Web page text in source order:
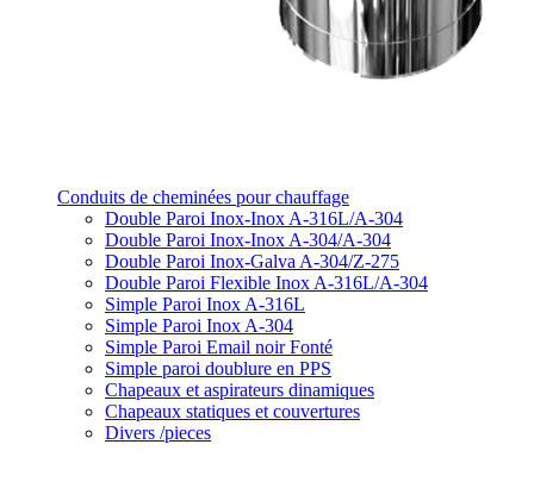
Conduits de cheminées pour chauffage
Double Paroi Inox-Inox A-316L/A-304
Double Paroi Inox-Inox A-304/A-304
Double Paroi Inox-Galva A-304/Z-275
Double Paroi Flexible Inox A-316L/A-304
Simple Paroi Inox A-316L
Simple Paroi Inox A-304
Simple Paroi Email noir Fonté
Simple paroi doublure en PPS
Chapeaux et aspirateurs dinamiques
Chapeaux statiques et couvertures
Divers /pieces